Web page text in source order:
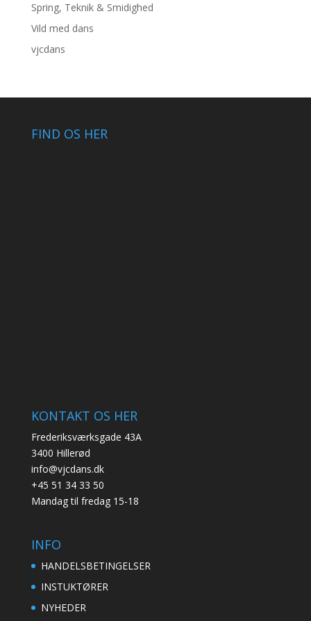
Spring, Teknik & Smidighed
Vild med dans
vjcdans
FIND OS HER
KONTAKT OS HER
Frederiksværksgade 43A
3400 Hillerød
info@vjcdans.dk
+45 51 34 33 50
Mandag til fredag 15-18
INFO
HANDELSBETINGELSER
INSTUKTØRER
NYHEDER